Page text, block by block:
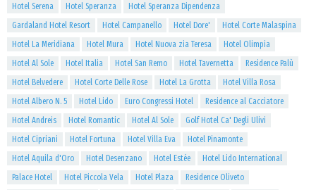
Hotel Serena
Hotel Speranza
Hotel Speranza Dipendenza
Gardaland Hotel Resort
Hotel Campanello Hotel Dore'
Hotel Corte Malaspina
Hotel La Meridiana
Hotel Mura Hotel Nuova zia Teresa
Hotel Olimpia
Hotel Al Sole
Hotel Italia Hotel San Remo Hotel Tavernetta
Residence Palù
Hotel Belvedere
Hotel Corte Delle Rose Hotel La Grotta
Hotel Villa Rosa
Hotel Albero N. 5
Hotel Lido Euro Congressi Hotel
Residence al Cacciatore
Hotel Andreis
Hotel Romantic Hotel Al Sole
Golf Hotel Ca' Degli Ulivi
Hotel Cipriani
Hotel Fortuna Hotel Villa Eva
Hotel Pinamonte
Hotel Aquila d'Oro
Hotel Desenzano Hotel Estée
Hotel Lido International
Palace Hotel
Hotel Piccola Vela Hotel Plaza
Residence Oliveto